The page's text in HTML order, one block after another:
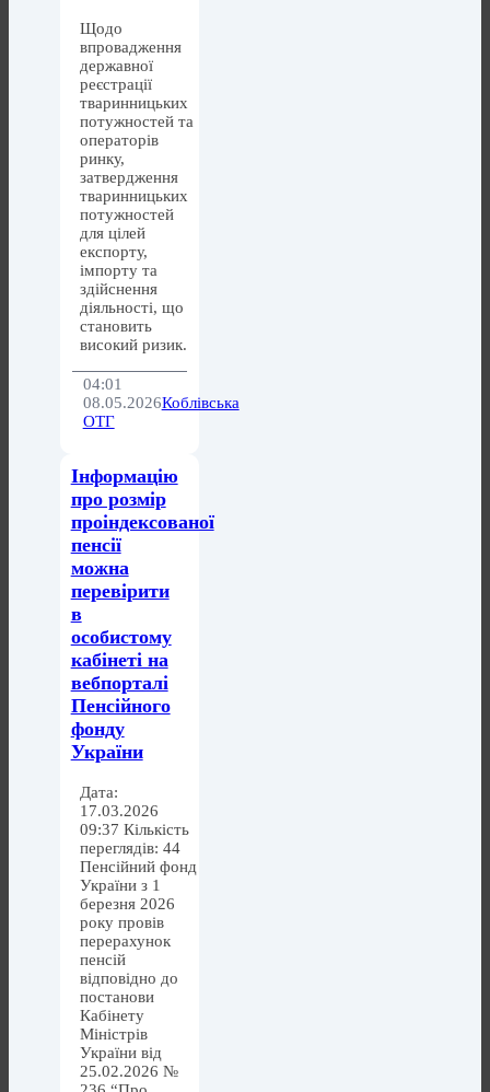
Щодо
впровадження
державної
реєстрації
тваринницьких
потужностей та
операторів
ринку,
затвердження
тваринницьких
потужностей
для цілей
експорту,
імпорту та
здійснення
діяльності, що
становить
високий ризик.
04:01
08.05.2026Коблівська
ОТГ
Інформацію
про розмір
проіндексованої
пенсії
можна
перевірити
в
особистому
кабінеті на
вебпорталі
Пенсійного
фонду
України
Дата:
17.03.2026
09:37 Кількість
переглядів: 44
Пенсійний фонд
України з 1
березня 2026
року провів
перерахунок
пенсій
відповідно до
постанови
Кабінету
Міністрів
України від
25.02.2026 №